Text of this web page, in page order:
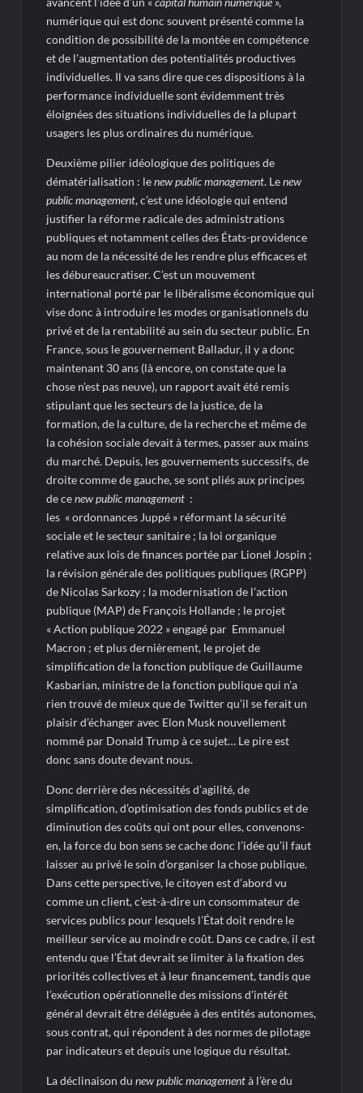
numérique qui est donc souvent présenté comme la
condition de possibilité de la montée en compétence
et de l’augmentation des potentialités productives
individuelles. Il va sans dire que ces dispositions à la
performance individuelle sont évidemment très
éloignées des situations individuelles de la plupart
usagers les plus ordinaires du numérique.
Deuxième pilier idéologique des politiques de
dématérialisation : lenew public management. Lenew
public management, c’est une idéologie qui entend
justifier la réforme radicale des administrations
publiques et notamment celles des États-providence
au nom de la nécessité de les rendre plus efficaces et
les débureaucratiser. C’est un mouvement
international porté par le libéralisme économique qui
vise donc à introduire les modes organisationnels du
privé et de la rentabilité au sein du secteur public. En
France, sous le gouvernement Balladur, il y a donc
maintenant 30 ans (là encore, on constate que la
chose n’est pas neuve), un rapport avait été remis
stipulant que les secteurs de la justice, de la
formation, de la culture, de la recherche et même de
la cohésion sociale devait à termes, passer aux mains
du marché. Depuis, les gouvernements successifs, de
droite comme de gauche, se sont pliés aux principes
de cenew public management :
les « ordonnances Juppé » réformant la sécurité
sociale et le secteur sanitaire ; la loi organique
relative aux lois de finances portée par Lionel Jospin ;
la révision générale des politiques publiques (RGPP)
de Nicolas Sarkozy ; la modernisation de l’action
publique (MAP) de François Hollande ; le projet
« Action publique 2022 » engagé par Emmanuel
Macron ; et plus dernièrement, le projet de
simplification de la fonction publique de Guillaume
Kasbarian, ministre de la fonction publique qui n’a
rien trouvé de mieux que de Twitter qu’il se ferait un
plaisir d’échanger avec Elon Musk nouvellement
nommé par Donald Trump à ce sujet… Le pire est
donc sans doute devant nous.
Donc derrière des nécessités d’agilité, de
simplification, d’optimisation des fonds publics et de
diminution des coûts qui ont pour elles, convenons-
en, la force du bon sens se cache donc l’idée qu’il faut
laisser au privé le soin d’organiser la chose publique.
Dans cette perspective, le citoyen est d’abord vu
comme un client, c’est-à-dire un consommateur de
services publics pour lesquels l’État doit rendre le
meilleur service au moindre coût. Dans ce cadre, il est
entendu que l’État devrait se limiter à la fixation des
priorités collectives et à leur financement, tandis que
l’exécution opérationnelle des missions d’intérêt
général devrait être déléguée à des entités autonomes,
sous contrat, qui répondent à des normes de pilotage
par indicateurs et depuis une logique du résultat.
La déclinaison dunew public managementà l’ère du